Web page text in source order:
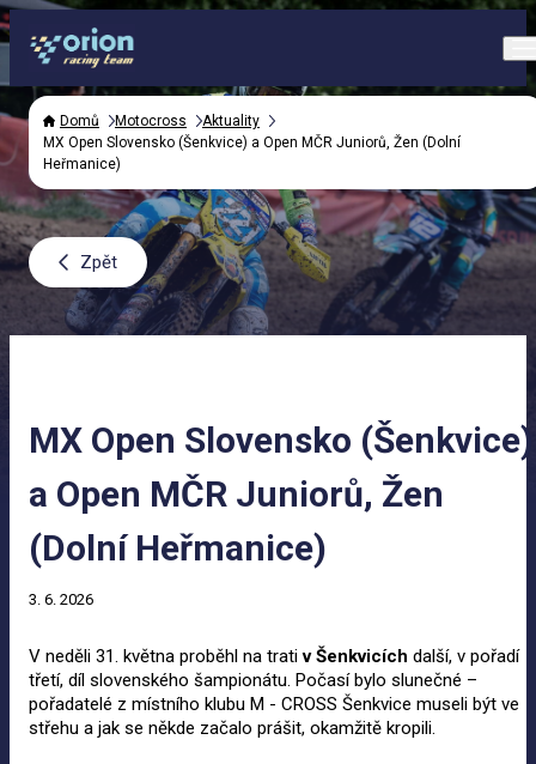
Domů Motocross
Aktuality
MX Open Slovensko (Šenkvice) a Open MČR Juniorů, Žen (Dolní
Heřmanice)
Zpět
MX Open Slovensko (Šenkvice)
a Open MČR Juniorů, Žen
(Dolní Heřmanice)
3. 6. 2026
V neděli 31. května proběhl na trativ Šenkvicích další, v pořadí
třetí, díl slovenského šampionátu. Počasí bylo slunečné –
pořadatelé z místního klubu M - CROSS Šenkvice museli být ve
střehu a jak se někde začalo prášit, okamžitě kropili.